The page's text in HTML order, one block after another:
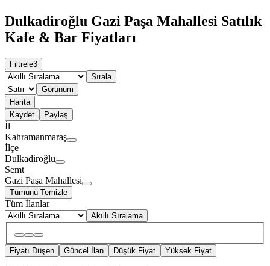
Dulkadiroğlu Gazi Paşa Mahallesi Satılık
Kafe & Bar Fiyatları
Filtrele3
Sırala
Görünüm
Harita
Kaydet
Paylaş
İl
Kahramanmaraş
İlçe
Dulkadiroğlu
Semt
Gazi Paşa Mahallesi
Tümünü Temizle
Tüm İlanlar
Akıllı Sıralama
Fiyatı Düşen Güncel İlan Düşük Fiyat Yüksek Fiyat